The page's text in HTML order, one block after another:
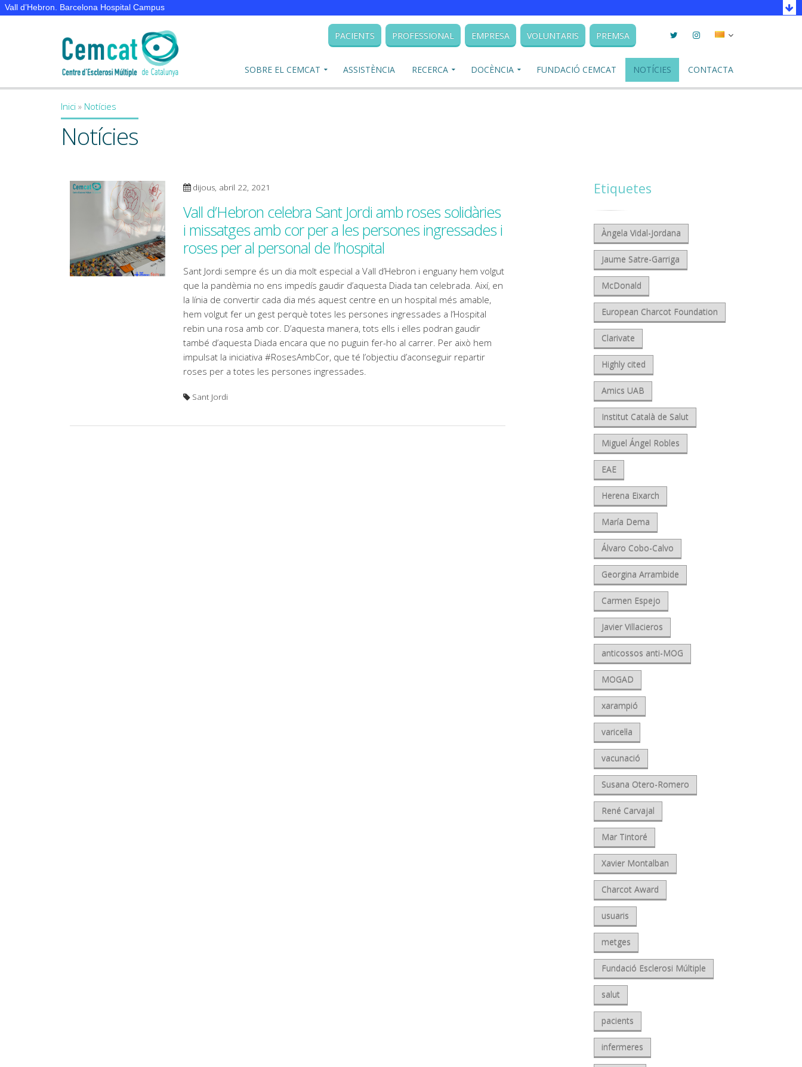
Vall d’Hebron. Barcelona Hospital Campus
PACIENTS PROFESSIONAL EMPRESA VOLUNTARIS PREMSA TwitterInstagramSeleccionar
SOBRE EL CEMCAT
ASSISTÈNCIA RECERCA DOCÈNCIA FUNDACIÓ CEMCAT NOTÍCIES CONTACTA
You are here
Inici » Notícies
Notícies
dijous, abril 22, 2021
Vall d’Hebron celebra Sant Jordi amb roses solidàries
i missatges amb cor per a les persones ingressades i
roses per al personal de l’hospital
Sant Jordi sempre és un dia molt especial a Vall d’Hebron i enguany hem volgut
que la pandèmia no ens impedís gaudir d’aquesta Diada tan celebrada. Així, en
la línia de convertir cada dia més aquest centre en un hospital més amable,
hem volgut fer un gest perquè totes les persones ingressades a l’Hospital
rebin una rosa amb cor. D’aquesta manera, tots ells i elles podran gaudir
també d’aquesta Diada encara que no puguin fer-ho al carrer. Per això hem
impulsat la iniciativa #RosesAmbCor, que té l’objectiu d’aconseguir repartir
roses per a totes les persones ingressades.
Sant Jordi
Etiquetes
Àngela Vidal-Jordana
Jaume Satre-Garriga
McDonald
European Charcot Foundation
Clarivate
Highly cited
Amics UAB
Institut Català de Salut
Miguel Ángel Robles
EAE
Herena Eixarch
María Dema
Álvaro Cobo-Calvo
Georgina Arrambide
Carmen Espejo
Javier Villacieros
anticossos anti-MOG
MOGAD
xarampió
varicel·la
vacunació
Susana Otero-Romero
René Carvajal
Mar Tintoré
Xavier Montalban
Charcot Award
usuaris
metges
Fundació Esclerosi Múltiple
salut
pacients
infermeres